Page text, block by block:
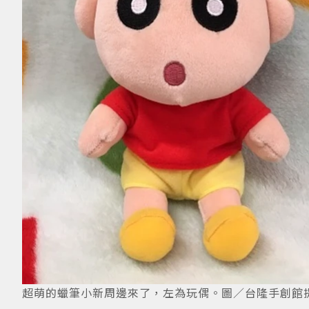
超萌的蠟筆小新周邊來了，左為玩偶。圖／台隆手創館